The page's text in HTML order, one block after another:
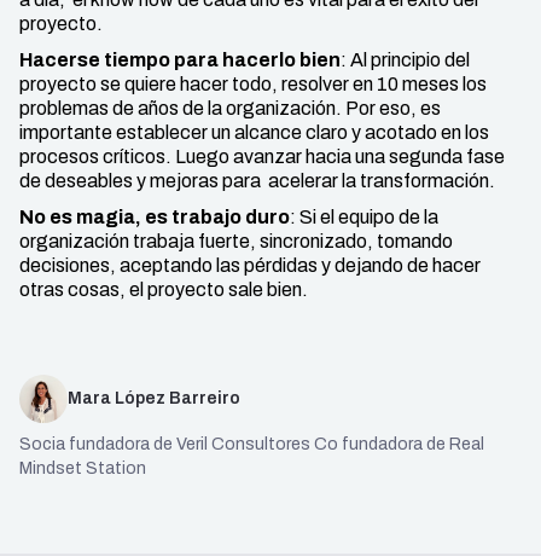
proyecto.
Hacerse tiempo para hacerlo bien: Al principio del
proyecto se quiere hacer todo, resolver en 10 meses los
problemas de años de la organización. Por eso, es
importante establecer un alcance claro y acotado en los
procesos críticos. Luego avanzar hacia una segunda fase
de deseables y mejoras para acelerar la transformación.
No es magia, es trabajo duro: Si el equipo de la
organización trabaja fuerte, sincronizado, tomando
decisiones, aceptando las pérdidas y dejando de hacer
otras cosas, el proyecto sale bien.
Mara López Barreiro
Socia fundadora de Veril Consultores Co fundadora de Real
Mindset Station